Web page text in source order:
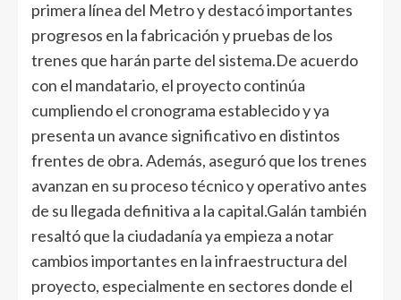
primera línea del Metro y destacó importantes
progresos en la fabricación y pruebas de los
trenes que harán parte del sistema.De acuerdo
con el mandatario, el proyecto continúa
cumpliendo el cronograma establecido y ya
presenta un avance significativo en distintos
frentes de obra. Además, aseguró que los trenes
avanzan en su proceso técnico y operativo antes
de su llegada definitiva a la capital.Galán también
resaltó que la ciudadanía ya empieza a notar
cambios importantes en la infraestructura del
proyecto, especialmente en sectores donde el